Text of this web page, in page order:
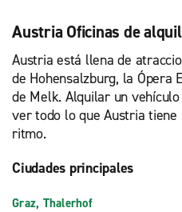
Austria Oficinas de
Austria está llena de
de Hohensalzburg, la Ópera
de Melk. Alquilar un
ver todo lo que Austria
ritmo.
Ciudades principales
Graz, Thalerhof